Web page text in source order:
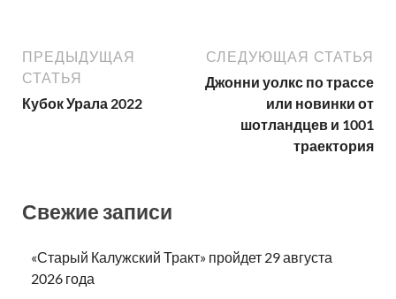
ПРЕДЫДУЩАЯ
СТАТЬЯ
Кубок Урала 2022
СЛЕДУЮЩАЯ СТАТЬЯ
Джонни уолкс по трассе
или новинки от
шотландцев и 1001
траектория
Свежие записи
«Старый Калужский Тракт» пройдет 29 августа
2026 года